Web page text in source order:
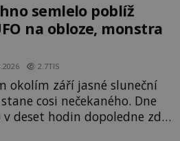
semlelo poblíž
na obloze, monstra
2.7TIS
okolím září jasné sluneční
cosi nečekaného. Dne
deset hodin dopoledne zde
historicky doloženému